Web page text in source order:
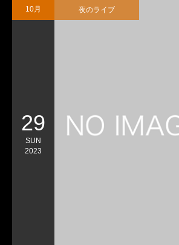
10月
29
SUN
2023
夜のライブ